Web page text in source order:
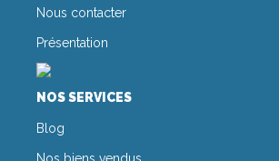
Nous contacter
Présentation
NOS SERVICES
Blog